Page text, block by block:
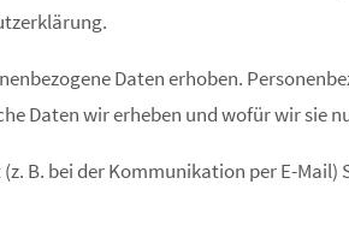
Daten erhoben.
Daten wir erheben und wofür wir sie
B. bei der Kommunikation per E-